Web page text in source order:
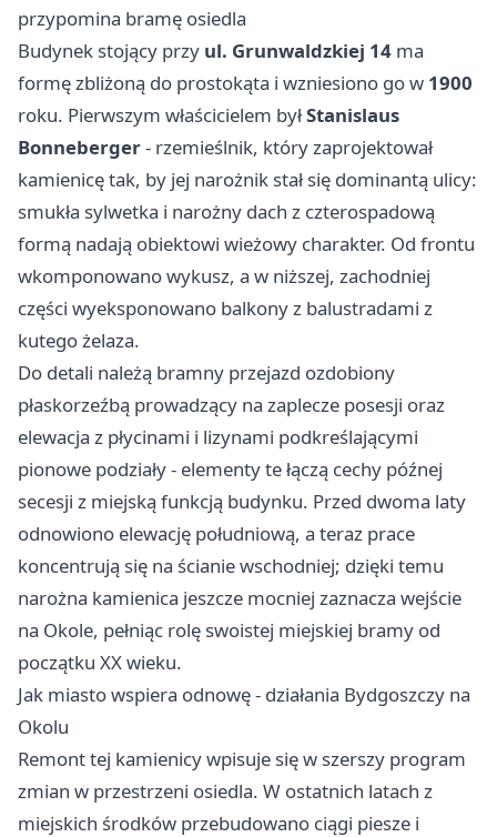
przypomina bramę osiedla
Budynek stojący przy ul. Grunwaldzkiej 14 ma
formę zbliżoną do prostokąta i wzniesiono go w 1900
roku. Pierwszym właścicielem byłStanislaus
Bonneberger- rzemieślnik, który zaprojektował
kamienicę tak, by jej narożnik stał się dominantą ulicy:
smukła sylwetka i narożny dach z czterospadową
formą nadają obiektowi wieżowy charakter. Od frontu
wkomponowano wykusz, a w niższej, zachodniej
części wyeksponowano balkony z balustradami z
kutego żelaza.
Do detali należą bramny przejazd ozdobiony
płaskorzeźbą prowadzący na zaplecze posesji oraz
elewacja z płycinami i lizynami podkreślającymi
pionowe podziały - elementy te łączą cechy późnej
secesji z miejską funkcją budynku. Przed dwoma laty
odnowiono elewację południową, a teraz prace
koncentrują się na ścianie wschodniej; dzięki temu
narożna kamienica jeszcze mocniej zaznacza wejście
na Okole, pełniąc rolę swoistej miejskiej bramy od
początku XX wieku.
Jak miasto wspiera odnowę - działania Bydgoszczy na
Okolu
Remont tej kamienicy wpisuje się w szerszy program
zmian w przestrzeni osiedla. W ostatnich latach z
miejskich środków przebudowano ciągi piesze i